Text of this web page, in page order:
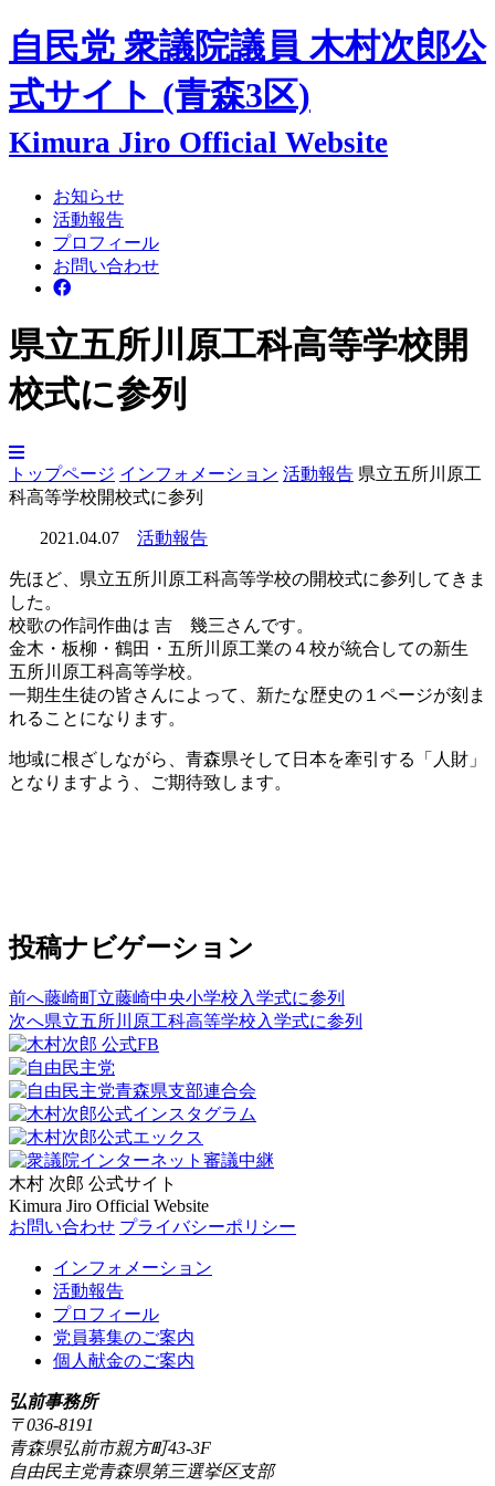
自民党 衆議院議員 木村次郎公
式サイト (青森3区)
Kimura Jiro Official Website
お知らせ
活動報告
プロフィール
お問い合わせ
県立五所川原工科高等学校開
校式に参列
トップページ インフォメーション 活動報告 県立五所川原工
科高等学校開校式に参列
2021.04.07 活動報告
先ほど、県立五所川原工科高等学校の開校式に参列してきま
した。
校歌の作詞作曲は 吉 幾三さんです。
金木・板柳・鶴田・五所川原工業の４校が統合しての新生
五所川原工科高等学校。
一期生生徒の皆さんによって、新たな歴史の１ページが刻ま
れることになります。
地域に根ざしながら、青森県そして日本を牽引する「人財」
となりますよう、ご期待致します。
投稿ナビゲーション
前へ藤崎町立藤崎中央小学校入学式に参列
次へ県立五所川原工科高等学校入学式に参列
木村 次郎 公式サイト
Kimura Jiro Official Website
お問い合わせ プライバシーポリシー
インフォメーション
活動報告
プロフィール
党員募集のご案内
個人献金のご案内
弘前事務所
〒036-8191
青森県弘前市親方町43-3F
自由民主党青森県第三選挙区支部